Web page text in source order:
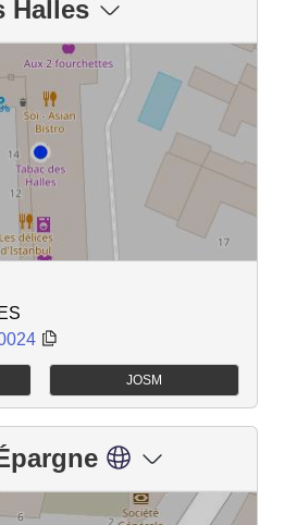
Halles
JOSM